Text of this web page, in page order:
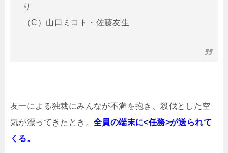
り
（C）山口ミコト・佐藤友生
友一による独裁にみんなが不満を抱き、殺伐とした空
気が漂ってきたとき。 全員の端末に<任務>が送られて
くる。